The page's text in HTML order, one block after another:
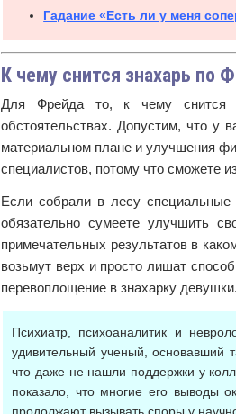
Гадание «Есть ли у меня
К чему снится знахарь по
Для Фрейда то, к чему снится
обстоятельствах. Допустим, что у
материальном плане и улучшения
специалистов, потому что сможете
Если собрали в лесу
обязательно сумеете улучшить
примечательных результатов в
возьмут верх и просто лишат
перевоплощение в знахарку девушки.
Психиатр, психоаналитик и
удивительный ученый, основавший
что даже не нашли поддержки у
показало, что многие его выводы